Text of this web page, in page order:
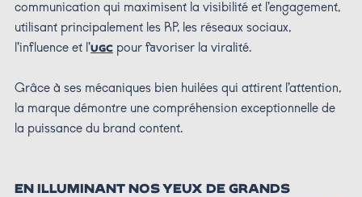
communication qui maximisent la visibilité et l’engagement,
utilisant principalement les RP, les réseaux sociaux,
l’influence et l’UGCpour favoriser la viralité.
Grâce à ses mécaniques bien huilées qui attirent l’attention,
la marque démontre une compréhension exceptionnelle de
la puissance du brand content.
EN ILLUMINANT NOS YEUX DE GRANDS